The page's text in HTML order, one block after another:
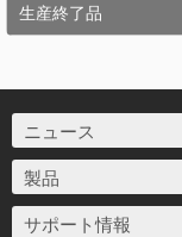
生産終了品
ニュース
製品
サポート情報